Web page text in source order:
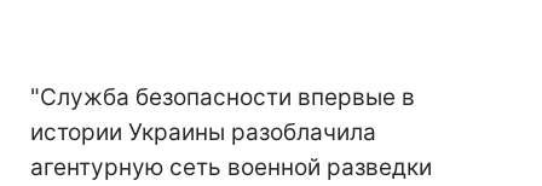
"Служба безопасности впервые в
истории Украины разоблачила
агентурную сеть военной разведки